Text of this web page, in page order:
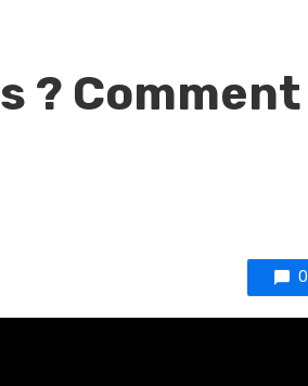
? Comment
0